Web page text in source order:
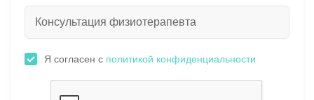
Я согласен с политикой конфиденциальности